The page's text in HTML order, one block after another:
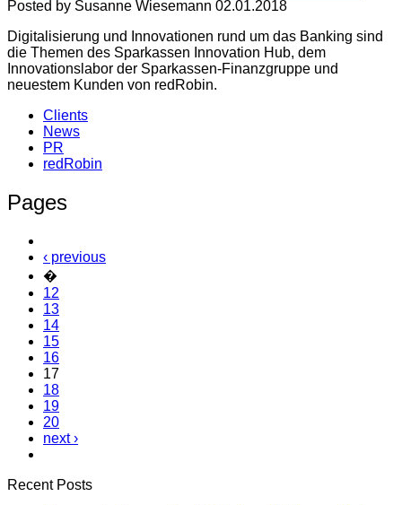
Posted by Susanne Wiesemann 02.01.2018
Digitalisierung und Innovationen rund um das Banking sind
die Themen des Sparkassen Innovation Hub, dem
Innovationslabor der Sparkassen-Finanzgruppe und
neuestem Kunden von redRobin.
Clients
News
PR
redRobin
Pages
‹ previous
�
12
13
14
15
16
17
18
19
20
next ›
Recent Posts